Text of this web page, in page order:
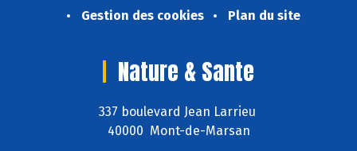
Gestion des cookies
Plan du site
Nature & Sante
337 boulevard Jean Larrieu
40000 Mont-de-Marsan